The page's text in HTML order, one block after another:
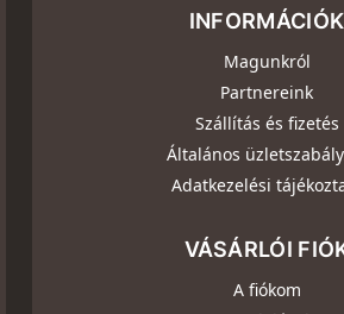
INFORMÁCIÓK
Magunkról
Partnereink
Szállítás és fizetés
Általános
Adatkezelési
VÁSÁRLÓI
A fiókom